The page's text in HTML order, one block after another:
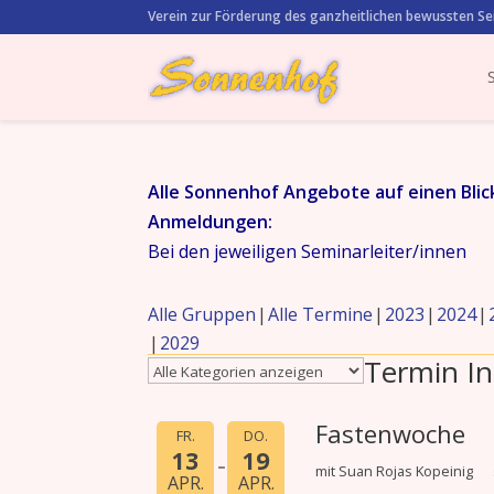
Verein zur Förderung des ganzheitlichen bewussten
Alle Sonnenhof Angebote auf einen
Anmeldungen:
Bei den jeweiligen Seminarleiter/innen
Alle Gruppen Alle Termine 2023 2024
2029
Termin
FR.
13
APR.
DO.
19
APR.
Fastenwoche
mit Suan Rojas Kopeinig